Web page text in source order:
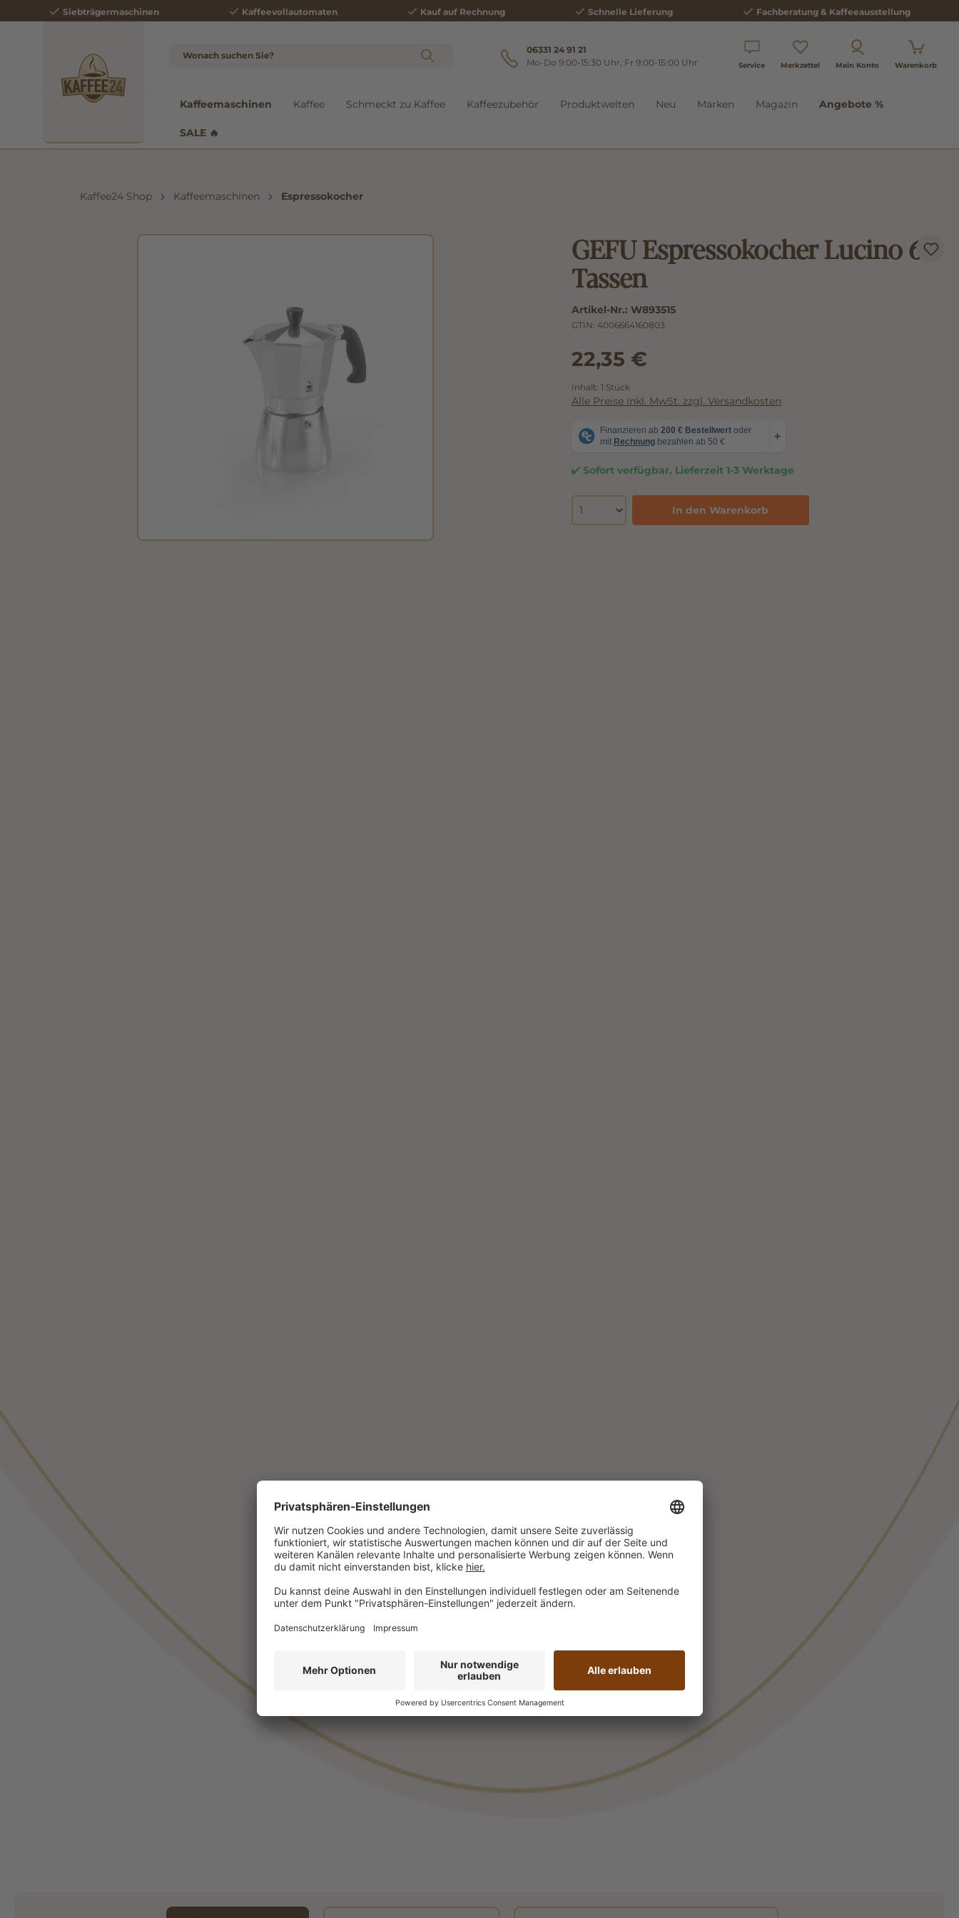
springen Zur Hauptnavigation springen
Siebträgermaschinen Kaffeevollautomaten Kauf auf Rechnung Schnelle Lieferung Fachberatung & Kaffeeausstellung
06331 24 91 21
Mo-Do 9:00-15:30 Uhr, Fr 9:00-15:00 Uhr
Service Merkzettel Mein Konto Warenkorb
Kaffeemaschinen Kaffee Schmeckt zu Kaffee Kaffeezubehör Produktwelten Neu Marken Magazin Angebote %
SALE 🔥
Kaffee24 Shop Kaffeemaschinen Espressokocher
GEFU Espressokocher Lucino 6
Tassen
Artikel-Nr.: W893515
GTIN: 4006664160803
22,35 €
Inhalt: 1 Stück
Alle Preise inkl. MwSt. zzgl. Versandkosten
Sofort verfügbar, Lieferzeit 1-3 Werktage
In den Warenkorb